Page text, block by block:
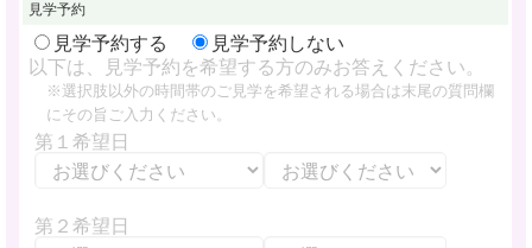
見学予約
見学予約する
見学予約しない
以下は、見学予約を希望する方のみお答えください。
※選択肢以外の時間帯のご見学を希望される場合は末尾の質問欄
にその旨ご入力ください。
第１希望日
第２希望日